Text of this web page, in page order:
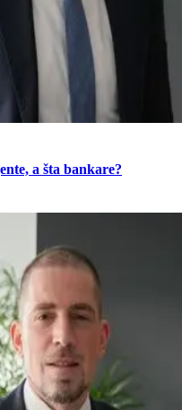
a šta bankare?